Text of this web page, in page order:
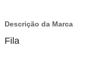
Descrição da Marca
Fila